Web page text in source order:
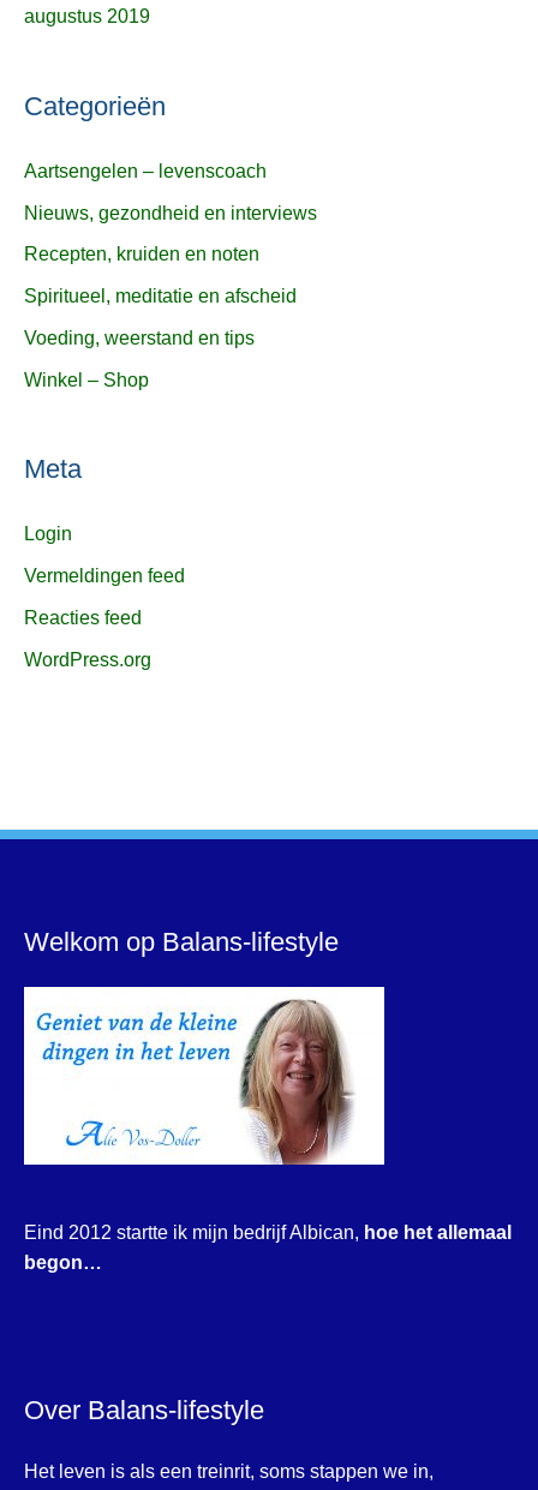
augustus 2019
Categorieën
Aartsengelen – levenscoach
Nieuws, gezondheid en interviews
Recepten, kruiden en noten
Spiritueel, meditatie en afscheid
Voeding, weerstand en tips
Winkel – Shop
Meta
Login
Vermeldingen feed
Reacties feed
WordPress.org
Welkom op Balans-lifestyle
Eind 2012 startte ik mijn bedrijf Albican, hoe het allemaal
begon…
Over Balans-lifestyle
Het leven is als een treinrit, soms stappen we in,